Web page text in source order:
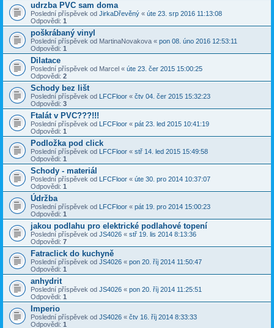
udrzba PVC sam doma
Poslední příspěvek od JirkaDřevěný « úte 23. srp 2016 11:13:08
Odpovědi: 1
poškrábaný vinyl
Poslední příspěvek od MartinaNovakova « pon 08. úno 2016 12:53:11
Odpovědi: 1
Dilatace
Poslední příspěvek od Marcel « úte 23. čer 2015 15:00:25
Odpovědi: 2
Schody bez lišt
Poslední příspěvek od LFCFloor « čtv 04. čer 2015 15:32:23
Odpovědi: 3
Ftalát v PVC???!!!
Poslední příspěvek od LFCFloor « pát 23. led 2015 10:41:19
Odpovědi: 1
Podložka pod click
Poslední příspěvek od LFCFloor « stř 14. led 2015 15:49:58
Odpovědi: 1
Schody - materiál
Poslední příspěvek od LFCFloor « úte 30. pro 2014 10:37:07
Odpovědi: 1
Údržba
Poslední příspěvek od LFCFloor « pát 19. pro 2014 15:00:23
Odpovědi: 1
jakou podlahu pro elektrické podlahové topení
Poslední příspěvek od JS4026 « stř 19. lis 2014 8:13:36
Odpovědi: 7
Fatraclick do kuchyně
Poslední příspěvek od JS4026 « pon 20. říj 2014 11:50:47
Odpovědi: 1
anhydrit
Poslední příspěvek od JS4026 « pon 20. říj 2014 11:25:51
Odpovědi: 1
Imperio
Poslední příspěvek od JS4026 « čtv 16. říj 2014 8:33:33
Odpovědi: 1